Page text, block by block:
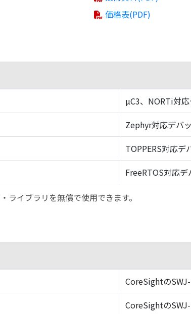
価格表(PDF)
µC3、NORTi対
Zephyr対応デバ
TOPPERS対応デ
FreeRTOS対応
イブラリを無償で使用できます。
CoreSightの
CoreSightの